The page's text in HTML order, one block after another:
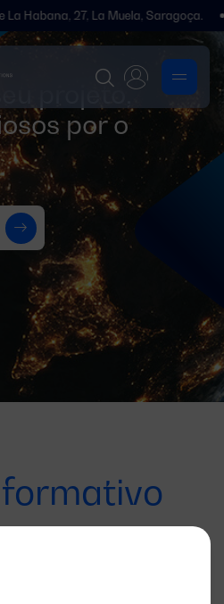
Habana, 27, La Muela, Saragoça.
projeto,
por o
e notícias
saber tudo sobre o